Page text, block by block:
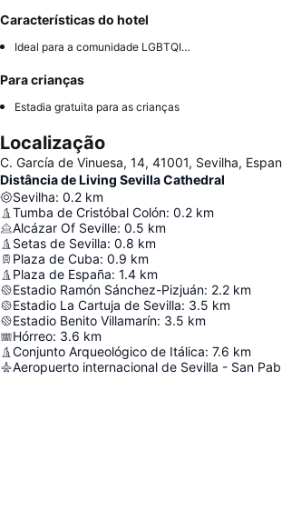
Características do hotel
Ideal para a comunidade LGBTQIA+
Para crianças
Estadia gratuita para as crianças
Localização
C. García de Vinuesa, 14, 41001, Sevilha,
Distância de Living Sevilla Cathedral
Sevilha: 0.2 km
Tumba de Cristóbal Colón: 0.2 km
Alcázar Of Seville: 0.5 km
Setas de Sevilla: 0.8 km
Plaza de Cuba: 0.9 km
Plaza de España: 1.4 km
Estadio Ramón Sánchez-Pizjuán: 2.2 km
Estadio La Cartuja de Sevilla: 3.5 km
Estadio Benito Villamarín: 3.5 km
Hórreo: 3.6 km
Conjunto Arqueológico de Itálica: 7.6 km
Aeropuerto internacional de Sevilla - San